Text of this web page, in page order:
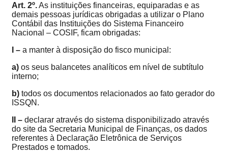
Art. 2º.As instituições financeiras, equiparadas e as
demais pessoas jurídicas obrigadas a utilizar o Plano
Contábil das Instituições do Sistema Financeiro
Nacional – COSIF, ficam obrigadas:
I – a manter à disposição do fisco municipal:
a) os seus balancetes analíticos em nível de subtítulo
interno;
b) todos os documentos relacionados ao fato gerador do
ISSQN.
II – declarar através do sistema disponibilizado através
do site da Secretaria Municipal de Finanças, os dados
referentes à Declaração Eletrônica de Serviços
Prestados e tomados.